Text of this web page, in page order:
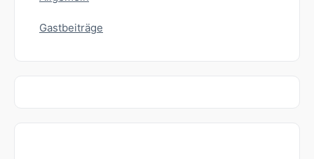
Gastbeiträge